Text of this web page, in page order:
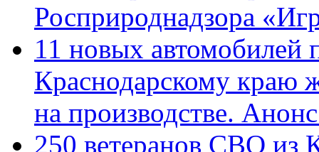
Росприроднадзора
11 новых автомобилей
Краснодарскому краю
на производстве.
250 ветеранов СВО из